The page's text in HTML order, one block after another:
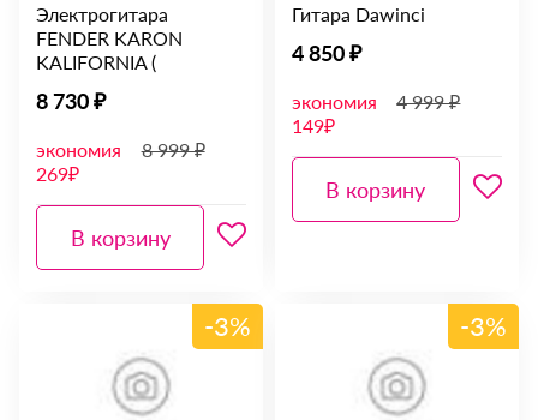
Электрогитара
FENDER KARON
KALIFORNIA (
8 730 ₽
экономия
269₽
8 999 ₽
В корзину
Гитара Dawinci
4 850 ₽
экономия
149₽
4 999 ₽
В корзину
-3% -3%